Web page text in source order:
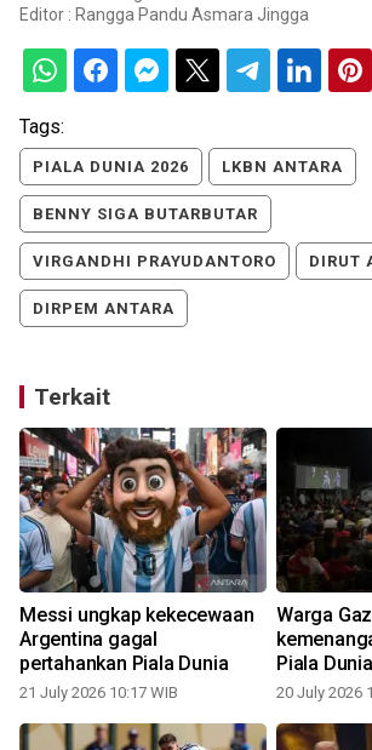
Editor : Rangga Pandu Asmara Jingga
Tags:
PIALA DUNIA 2026 LKBN ANTARA
BENNY SIGA BUTARBUTAR
VIRGANDHI PRAYUDANTORO DIRUT
DIRPEM ANTARA
Terkait
Messi ungkap kekecewaan
Argentina gagal
pertahankan Piala Dunia
21 July 2026 10:17 WIB
Warga
Piala
20 July 2026